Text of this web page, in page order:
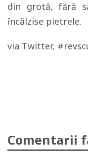
din grotă, fără
încălzise pietrele.
via Twitter,
Comentarii